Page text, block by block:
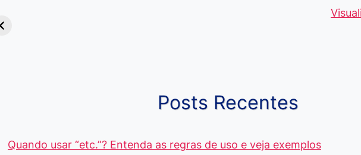
Diferença e
palavras
Posts Recentes
Quando usar “etc.”? Entenda as regras de uso e veja exemplos